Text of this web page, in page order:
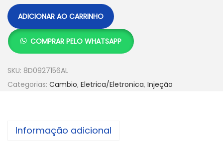
ADICIONAR AO CARRINHO
COMPRAR PELO WHATSAPP
SKU: 8D0927156AL
Categorias: Cambio, Eletrica/Eletronica, Injeção
Informação adicional